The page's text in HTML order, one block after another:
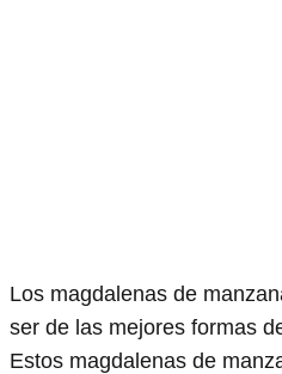
Los magdalenas de
ser de las mejores formas
Estos magdalenas de